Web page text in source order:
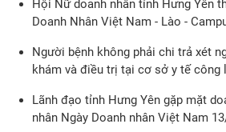
Hội Nữ doanh nhân tỉnh Hưng Yên
Doanh Nhân Việt Nam - Lào -
Người bệnh không phải chi trả xét
khám và điều trị tại cơ sở y tế công
Lãnh đạo tỉnh Hưng Yên gặp mặt
nhân Ngày Doanh nhân Việt Nam